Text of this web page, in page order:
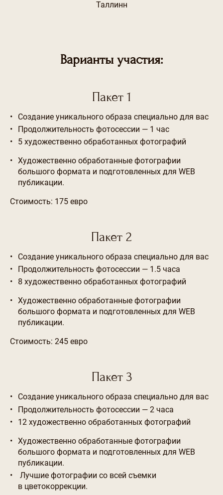
Таллинн
Варианты участия:
Пакет 1
Создание уникального образа специально для вас
Продолжительность фотосессии — 1 час
5 художественно обработанных фотографий
Художественно обработанные фотографии
большого формата и подготовленных для WEB
публикации.
Стоимость: 175 евро
Пакет 2
Создание уникального образа специально для вас
Продолжительность фотосессии — 1.5 часа
8 художественно обработанных фотографий
Художественно обработанные фотографии
большого формата и подготовленных для WEB
публикации.
Стоимость: 245 евро
Пакет 3
Создание уникального образа специально для вас
Продолжительность фотосессии — 2 часа
12 художественно обработанных фотографий
Художественно обработанные фотографии
большого формата и подготовленных для WEB
публикации.
Лучшие фотографии со всей съемки
в цветокоррекции.